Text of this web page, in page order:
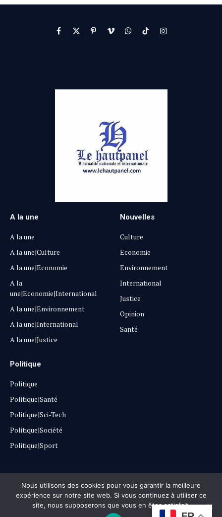
Facebook
X
PinterestVimeoWhatsApp
TikTokInstagram
A la une
A la une
A la une|Culture
A la une|Economie
A la
une|Economie|International
A la une|Environnement
A la une|International
A la une|Justice
Nouvelles
Culture
Economie
Environnement
International
Justice
Opinion
Santé
Politique
Politique
Politique|Santé
Politique|Sci-Tech
Politique|Société
Politique|Sport
Copyright © 2025Lehautpanel
Confidentialité Contact Don
Nous utilisons des cookies pour vous garantir la meilleure
expérience sur notre site web. Si vous continuez à utiliser ce
site, nous supposerons que vous en êtes satisfait.